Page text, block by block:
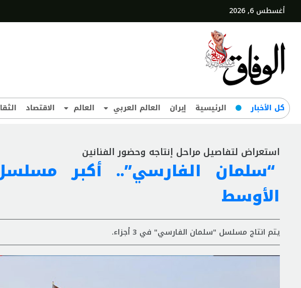
أغسطس 6, 2026
کل‌ الأخبار الرئيسية إيران العالم العربي العالم الاقتصاد
استعراض لتفاصيل مراحل إنتاجه وحضور الفنانين
“سلمان الفارسي”.. أكبر
الأوسط
يتم انتاج مسلسل "سلمان الفارسي" في 3 أجزاء.